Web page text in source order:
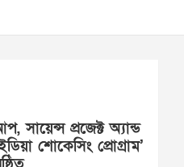
সায়েন্স প্রজেক্ট অ্যান্ড
শোকেসিং প্রোগ্রাম’